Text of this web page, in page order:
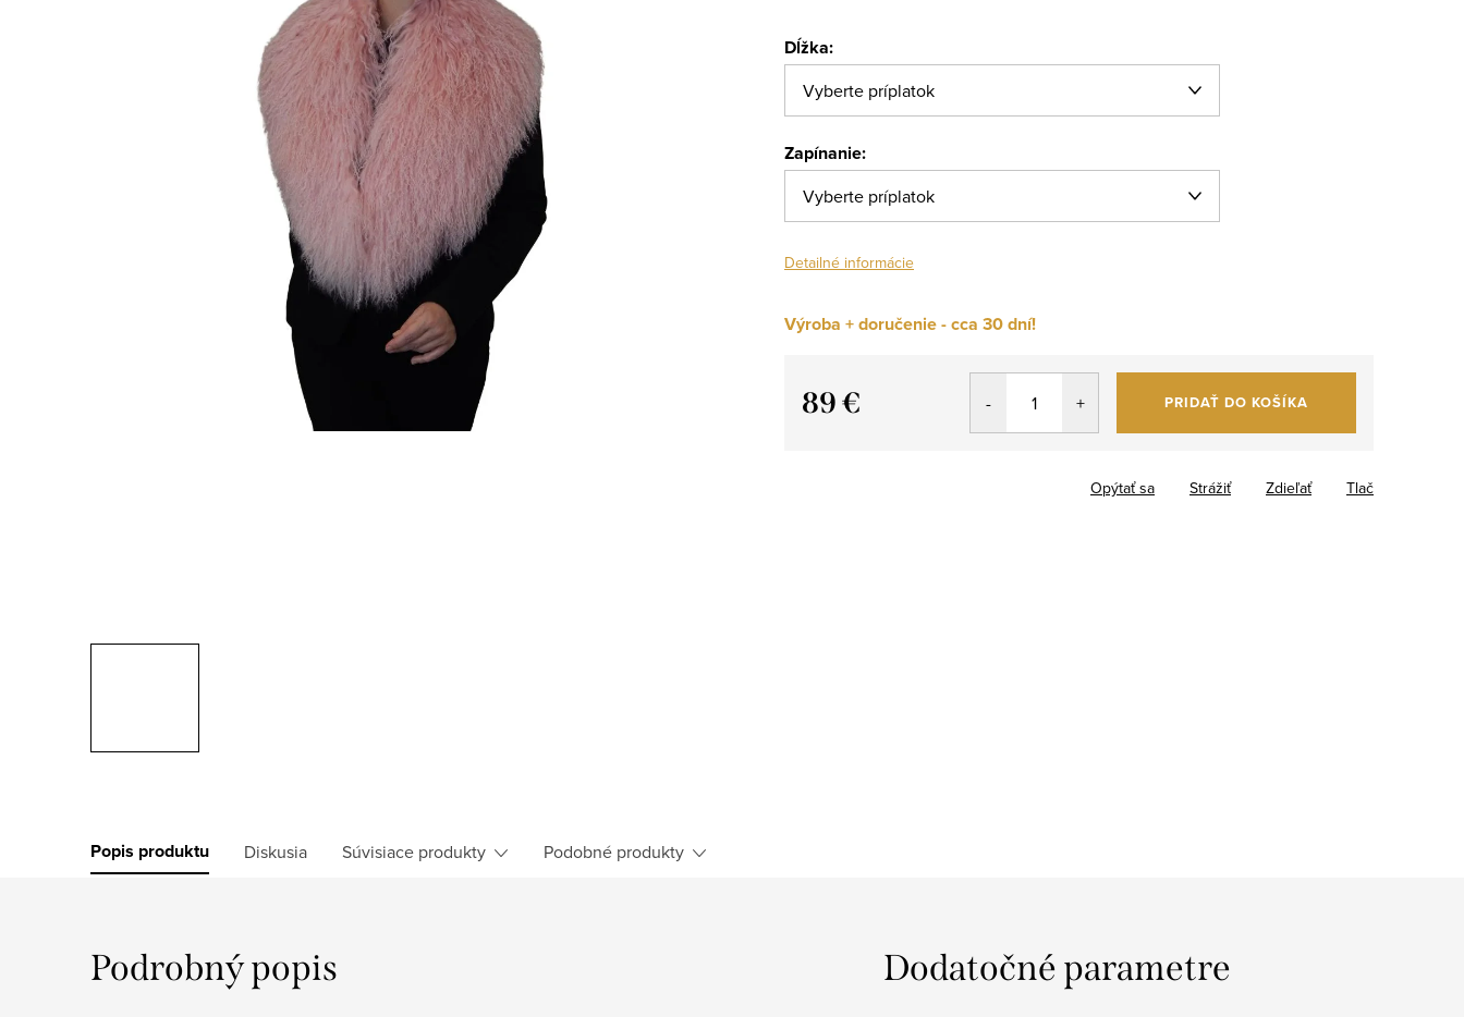
Dĺžka:
Zapínanie:
Detailné informácie
Výroba + doručenie - cca 30 dní!
89 € PRIDAŤ DO KOŠÍKA
Tlač
Opýtať sa Strážiť Zdieľať
Popis produktu Diskusia Súvisiace produkty Podobné produkty
Podrobný popis Dodatočné parametre